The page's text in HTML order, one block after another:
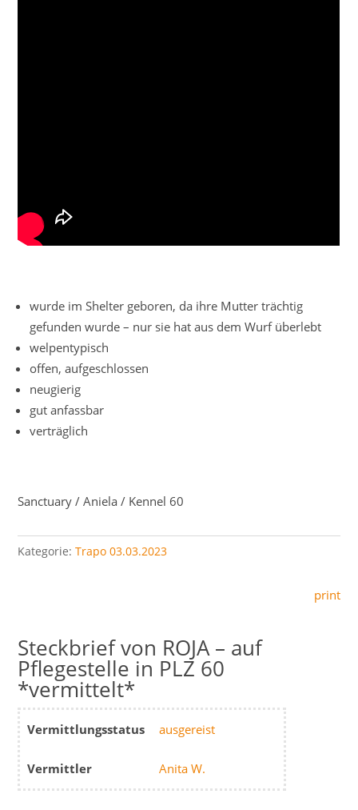
wurde im Shelter geboren, da ihre Mutter trächtig
gefunden wurde – nur sie hat aus dem Wurf überlebt
welpentypisch
offen, aufgeschlossen
neugierig
gut anfassbar
verträglich
Sanctuary / Aniela / Kennel 60
Kategorie:Trapo 03.03.2023
print
ROJA – auf
Pflegestelle in PLZ 60
*vermittelt*
Vermittlungsstatus ausgereist
Vermittler Anita W.